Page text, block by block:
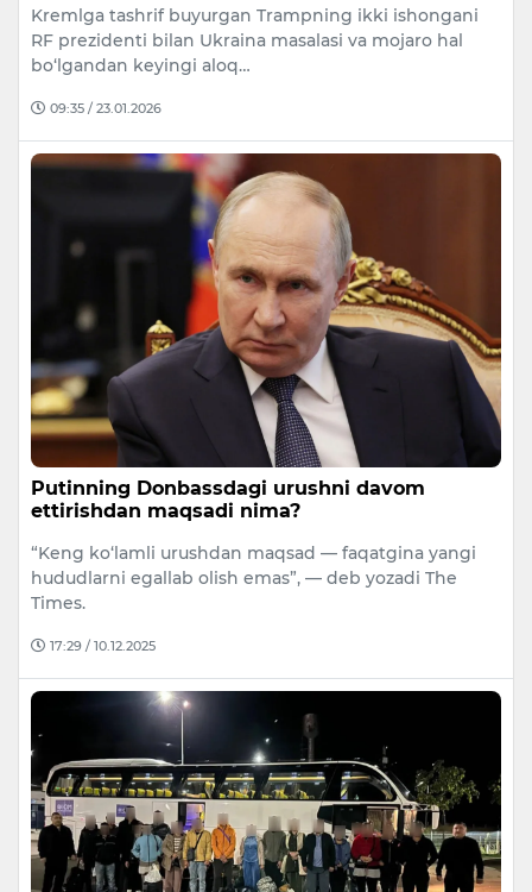
Kremlga tashrif buyurgan Trampning ikki ishongani
RF prezidenti bilan Ukraina masalasi va mojaro hal
bo‘lgandan keyingi aloq…
09:35 / 23.01.2026
Putinning Donbassdagi urushni davom
ettirishdan maqsadi nima?
“Keng ko‘lamli urushdan maqsad — faqatgina yangi
hududlarni egallab olish emas”, — deb yozadi The
Times.
17:29 / 10.12.2025